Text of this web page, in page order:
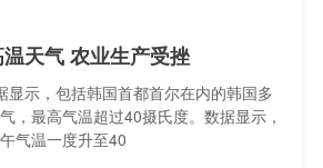
天气 农业生产受挫
显示，包括韩国首都首尔在内的韩国多
，最高气温超过40摄氏度。数据显示，
气温一度升至40